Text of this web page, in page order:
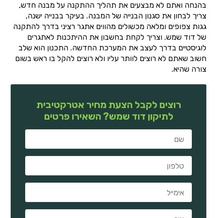
בהנחה ואתם לא מבצעים את תהליך ההתקנה על מבנה חדש,
צריך לבחון את סגנון הבנייה של המבנה. בעיקר בבנייה ישנה,
גגות צפופים ומלאה מכשולים מהווים אתגר רציני בדרך להתקנה
של דוד שמש. וצריך לקחת בחשבון את ההיתכנות לאתגרים
לוגיסטיים בדרך לעצב את המערכת החדשה. התכנון הוא שלב
חשוב שאתם לא רוצים לוותר עליו ולא רוצים להקל בו ראש בשום
צורה שהיא.
רוצים לקבל הצעת מחיר אטרקטיבית
לתיקון דוד שמש? השאירו פרטים